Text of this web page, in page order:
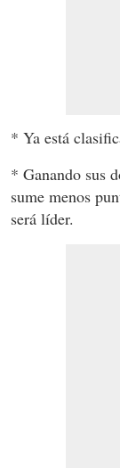
* Ya está
* Ganando sus
sume menos
será líder.